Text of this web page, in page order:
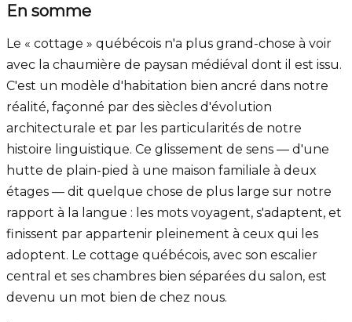
En somme
Le « cottage » québécois n'a plus grand-chose à voir
avec la chaumière de paysan médiéval dont il est issu.
C'est un modèle d'habitation bien ancré dans notre
réalité, façonné par des siècles d'évolution
architecturale et par les particularités de notre
histoire linguistique. Ce glissement de sens — d'une
hutte de plain-pied à une maison familiale à deux
étages — dit quelque chose de plus large sur notre
rapport à la langue : les mots voyagent, s'adaptent, et
finissent par appartenir pleinement à ceux qui les
adoptent. Le cottage québécois, avec son escalier
central et ses chambres bien séparées du salon, est
devenu un mot bien de chez nous.